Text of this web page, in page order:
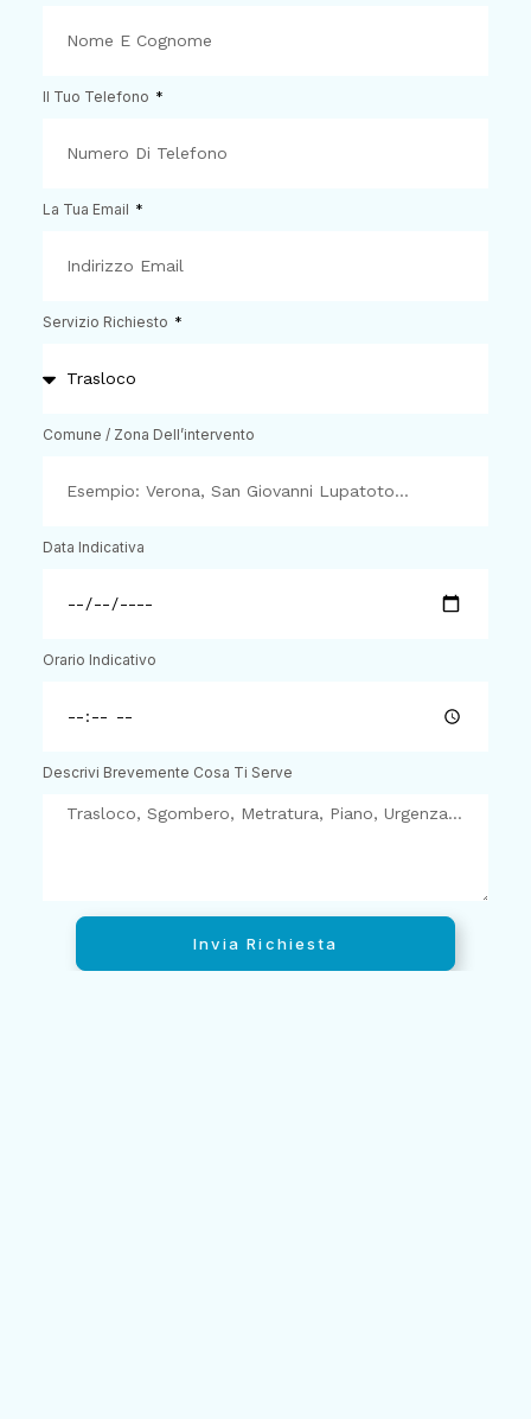
Il Tuo Telefono
La Tua Email
Servizio Richiesto
Comune / Zona Dell’intervento
Data Indicativa
Orario Indicativo
Descrivi Brevemente Cosa Ti Serve
Invia Richiesta